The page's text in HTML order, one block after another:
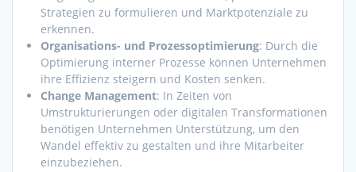
Strategien zu formulieren und Marktpotenziale zu
erkennen.
Organisations- und Prozessoptimierung: Durch die
Optimierung interner Prozesse können Unternehmen
ihre Effizienz steigern und Kosten senken.
Change Management: In Zeiten von
Umstrukturierungen oder digitalen Transformationen
benötigen Unternehmen Unterstützung, um den
Wandel effektiv zu gestalten und ihre Mitarbeiter
einzubeziehen.